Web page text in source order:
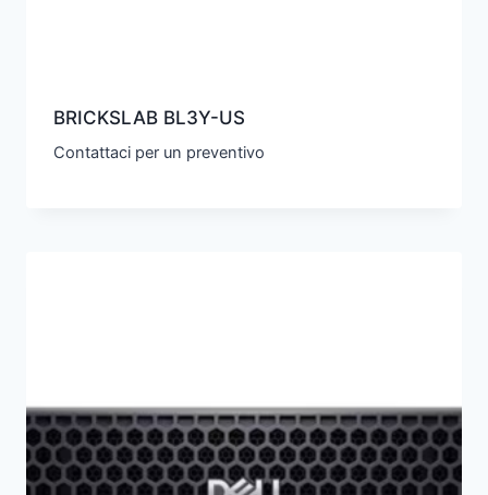
BRICKSLAB BL3Y-US
Contattaci per un preventivo